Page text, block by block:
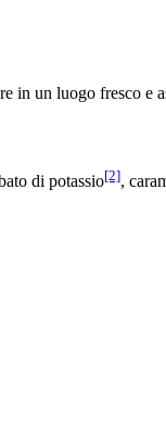
in un luogo fresco e
di potassio[2],